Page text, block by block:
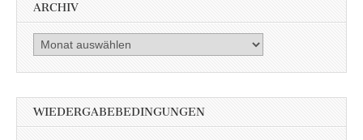
ARCHIV
Archiv
WIEDERGABEBEDINGUNGEN